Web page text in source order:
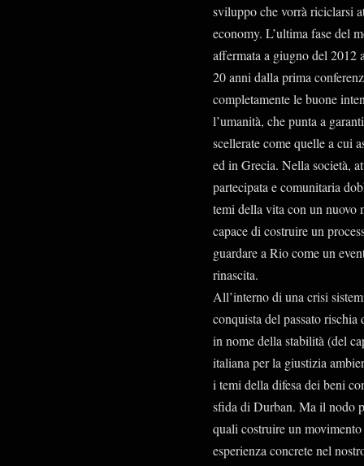
sviluppo che vorrà riciclarsi
economy. L’ultima fase del
affermata a giugno del 2012
20 anni dalla prima
completamente le buone
l’umanità, che punta a
scellerate come quelle a cui
ed in Grecia. Nella società,
partecipata e comunitaria
temi della vita con un nuovo
capace di costruire un
guardare a Rio come un
rinascita.
All’interno di una crisi
conquista del passato rischia
in nome della stabilità (del
italiana per la giustizia
i temi della difesa dei beni
sfida di Durban. Ma il nodo
quali costruire un
esperienza concrete nel